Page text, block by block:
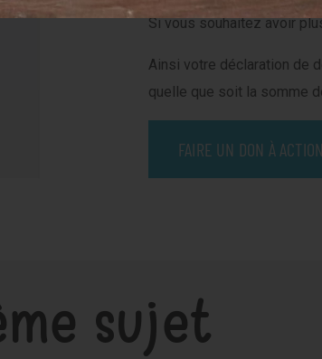
Si vous souhaitez avoir
Ainsi votre déclaration de
quelle que soit la somme
FAIRE UN DON À
sujet